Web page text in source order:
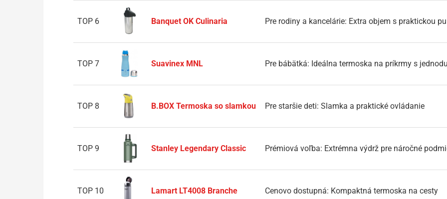
TOP 6 Banquet OK Culinaria Pre rodiny a kancelárie: Extra objem s praktickou
TOP 7 Suavinex MNL Pre bábätká: Ideálna termoska na príkrmy s
TOP 8 B.BOX Termoska so slamkou Pre staršie deti: Slamka a praktické ovládanie
TOP 9 Stanley Legendary Classic Prémiová voľba: Extrémna výdrž pre náročné
TOP 10 Lamart LT4008 Branche Cenovo dostupná: Kompaktná termoska na cesty